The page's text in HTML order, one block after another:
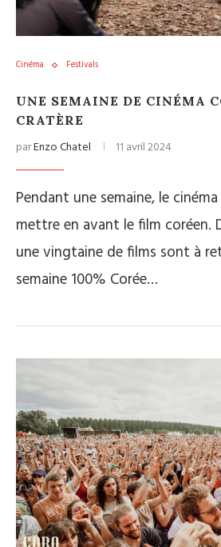
Cinéma Festivals
UNE SEMAINE DE CINÉMA
CRATÈRE
parEnzo Chatel 11 avril 2024
Pendant une semaine, le
mettre en avant le film coréen.
une vingtaine de films sont à
semaine 100% Corée…